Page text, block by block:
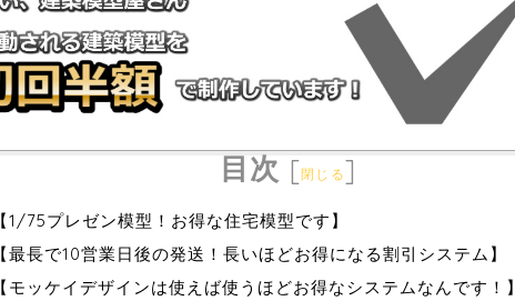
目次 [閉じる]
【1/75プレゼン模型！お得な住宅模型です】
【最長で10営業日後の発送！長いほどお得になる割引システム】
【モッケイデザインは使えば使うほどお得なシステムなんです！】